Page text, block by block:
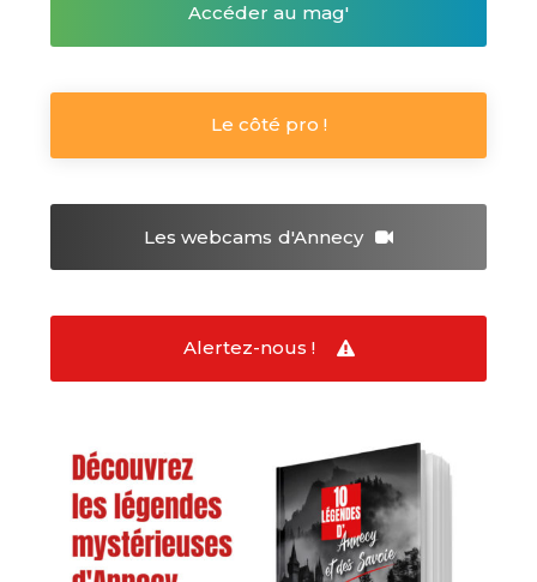
Accéder au mag'
Le côté pro !
Les webcams d'Annecy
Alertez-nous !